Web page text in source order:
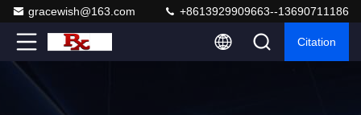
gracewish@163.com +8613929909663--13690711186
Citation